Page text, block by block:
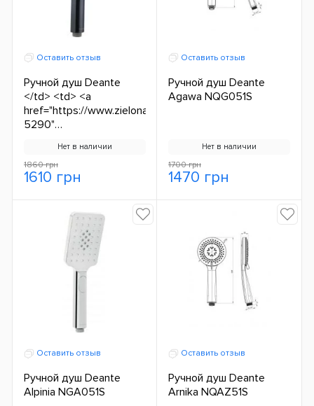
Оставить отзыв
Ручной душ Deante
</td> <td> <a
href="https://www.zielonalazienka.pl/seria/alpinia-
5290"
</td> </tr> <tr> <td>Nr
katalogowy:</td> <td>
Нет в наличии
1860 грн
1610 грн
Оставить отзыв
Ручной душ Deante
Agawa NQG051S
Нет в наличии
1700 грн
1470 грн
Оставить отзыв
Ручной душ Deante
Alpinia NGA051S
Оставить отзыв
Ручной душ Deante
Arnika NQAZ51S